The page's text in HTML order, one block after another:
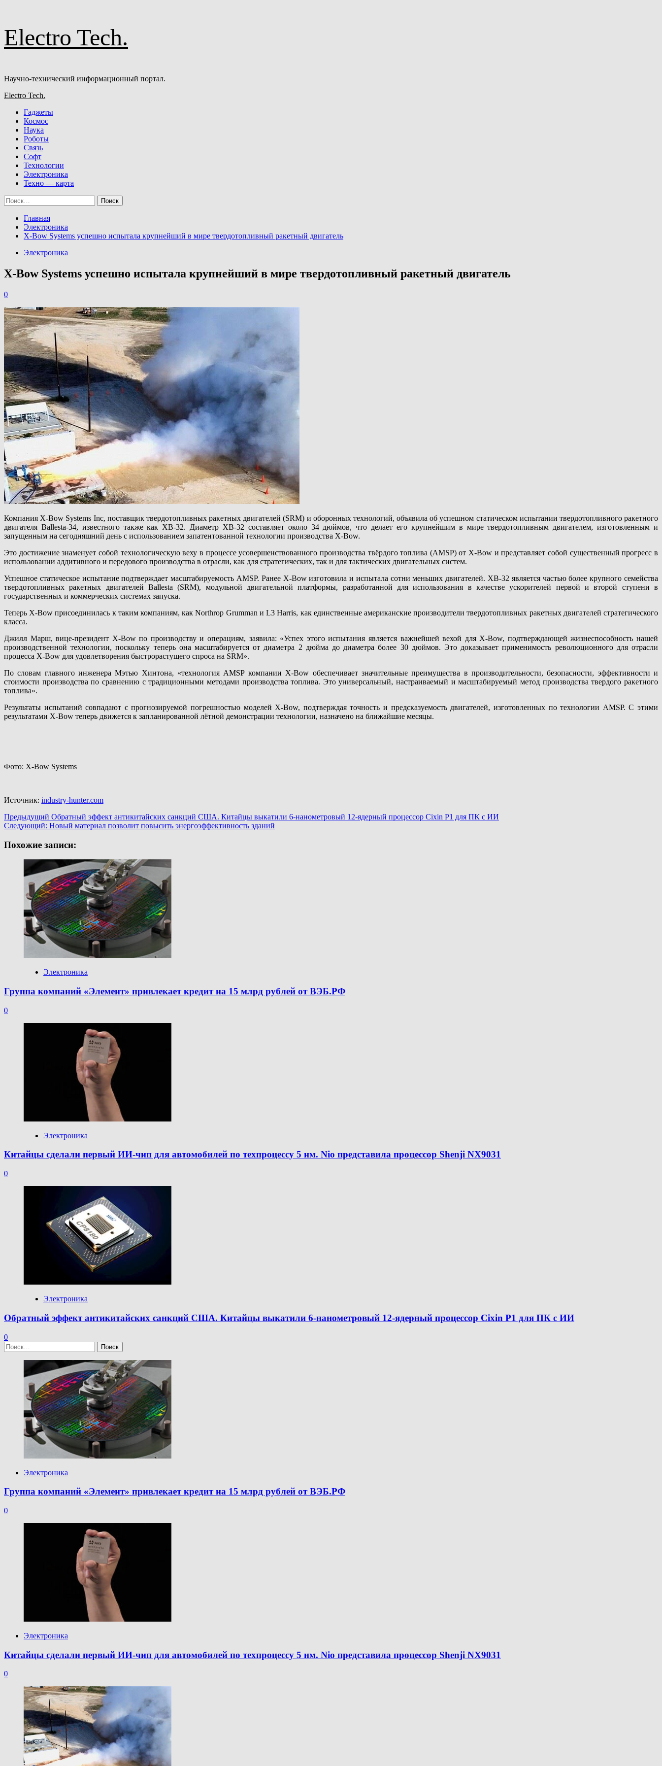
Перейти
содержимому
Electro Tech.
Научно-технический информационный портал.
Основное
Electro Tech.
Гаджеты
Космос
Наука
Роботы
Связь
Софт
Технологии
Электроника
Техно — карта
Найти:
Главная
Электроника
X-Bow Systems успешно испытала крупнейший в мире твердотопливный ракетный двигатель
Электроника
X-Bow Systems успешно испытала крупнейший в мире твердотопливный ракетный двигатель
0
Компания X-Bow Systems Inc, поставщик твердотопливных ракетных двигателей (SRM) и оборонных технологий, объявила об успешном статическом испытании твердотопливного ракетного
двигателя Ballesta-34, известного также как XB-32. Диаметр XB-32 составляет около 34 дюймов, что делает его крупнейшим в мире твердотопливным двигателем, изготовленным и
запущенным на сегодняшний день с использованием запатентованной технологии производства X-Bow.
Это достижение знаменует собой технологическую веху в процессе усовершенствованного производства твёрдого топлива (AMSP) от X-Bow и представляет собой существенный прогресс в
использовании аддитивного и передового производства в отрасли, как для стратегических, так и для тактических двигательных систем.
Успешное статическое испытание подтверждает масштабируемость AMSP. Ранее X-Bow изготовила и испытала сотни меньших двигателей. XB-32 является частью более крупного семейства
твердотопливных ракетных двигателей Ballesta (SRM), модульной двигательной платформы, разработанной для использования в качестве ускорителей первой и второй ступени в
государственных и коммерческих системах запуска.
Теперь X-Bow присоединилась к таким компаниям, как Northrop Grumman и L3 Harris, как единственные американские производители твердотопливных ракетных двигателей стратегического
класса.
Джилл Марш, вице-президент X-Bow по производству и операциям, заявила: «Успех этого испытания является важнейшей вехой для X-Bow, подтверждающей жизнеспособность нашей
производственной технологии, поскольку теперь она масштабируется от диаметра 2 дюйма до диаметра более 30 дюймов. Это доказывает применимость революционного для отрасли
процесса X-Bow для удовлетворения быстрорастущего спроса на SRM».
По словам главного инженера Мэтью Хинтона, «технология AMSP компании X-Bow обеспечивает значительные преимущества в производительности, безопасности, эффективности и
стоимости производства по сравнению с традиционными методами производства топлива. Это универсальный, настраиваемый и масштабируемый метод производства твердого ракетного
топлива».
Результаты испытаний совпадают с прогнозируемой погрешностью моделей X-Bow, подтверждая точность и предсказуемость двигателей, изготовленных по технологии AMSP. С этими
результатами X-Bow теперь движется к запланированной лётной демонстрации технологии, назначено на ближайшие месяцы.
Фото: X-Bow Systems
Источник: industry-hunter.com
Навигация
записи
Предыдущий Обратный эффект антикитайских санкций США. Китайцы выкатили 6-нанометровый 12-ядерный процессор Cixin P1 для ПК с ИИ
Следующий: Новый материал позволит повысить энергоэффективность зданий
Похожие записи:
Электроника
Группа компаний «Элемент» привлекает кредит на 15 млрд рублей от ВЭБ.РФ
0
Электроника
Китайцы сделали первый ИИ-чип для автомобилей по техпроцессу 5 нм. Nio представила процессор Shenji NX9031
0
Электроника
Обратный эффект антикитайских санкций США. Китайцы выкатили 6-нанометровый 12-ядерный процессор Cixin P1 для ПК с ИИ
0
Найти:
Электроника
Группа компаний «Элемент» привлекает кредит на 15 млрд рублей от ВЭБ.РФ
0
Электроника
Китайцы сделали первый ИИ-чип для автомобилей по техпроцессу 5 нм. Nio представила процессор Shenji NX9031
0